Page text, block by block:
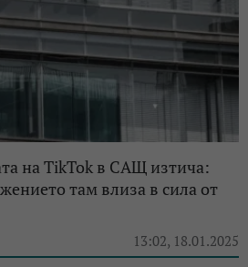
на TikTok в САЩ изтича:
там влиза в сила от
13:02, 18.01.2025